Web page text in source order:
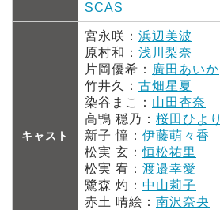
SCAS
キャスト
宮永咲： 浜辺美波
原村和： 浅川梨奈
片岡優希： 廣田あいか
竹井久： 古畑星夏
染谷まこ： 山田杏奈
高鴨 穏乃： 桜田ひより
新子 憧： 伊藤萌々香
松実 玄：恒松祐里
松実 宥： 渡邉幸愛
鷺森 灼： 中山莉子
赤土 晴絵： 南沢奈央